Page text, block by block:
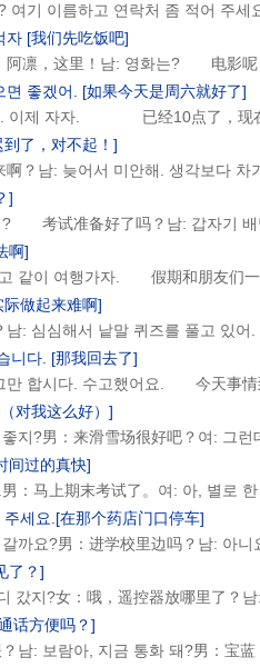
여기 이름하고 연락처 좀 적어 주세
자 [我们先吃饭吧]
凛，这里！남: 영화는? 电影呢
면 좋겠어. [如果今天是周六就好了]
. 이제 자자. 已经10点了，现
到了，对不起！]
남: 늦어서 미안해. 생각보다 차
]
? 考试准备好了吗？남: 갑자기 배
啊]
고 같이 여행가자. 假期和朋友们
际做起来难啊]
: 심심해서 낱말 퀴즈를 풀고 있어.
니다. [那我回去了]
만 합시다. 수고했어요. 今天事情
对我这么好）]
지?男：来滑雪场很好吧？여: 그런
间过的真快]
：马上期末考试了。여: 아, 별로
주세요.[在那个药店门口停车]
까요?男：进学校里边吗？남: 아니
了？]
갔지?女：哦，遥控器放哪里了？
话方便吗？]
남: 보람아, 지금 통화 돼?男：宝蓝